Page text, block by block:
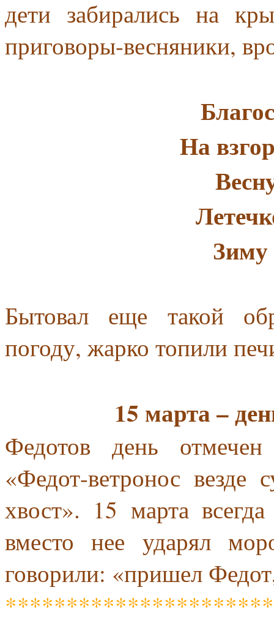
дети забирались на
приговоры-весняники,
На
Бытовал еще такой
погоду, жарко топили
15 марта –
Федотов день
«Федот-ветронос везде
хвост». 15 марта
вместо нее ударял
говорили: «пришел